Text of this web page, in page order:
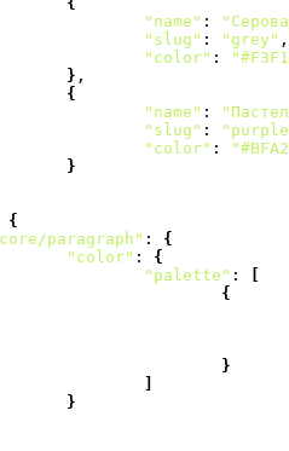
"name" :
"slug" : "grey" ,
"color" :
} ,
{
"name" :
"slug" :
"color" :
}
{
paragraph" : {
"color" : {
"palette" :
{
}
}